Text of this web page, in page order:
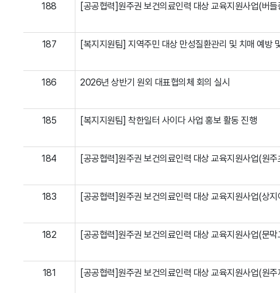
188 [공공협력]원주권 보건의료인력 대상 교육지원사업(버들
187 [복지지원팀] 지역주민 대상 만성질환관리 및 치매 예방
186 2026년 상반기 원외 대표협의체 회의 실시
185 [복지지원팀] 착한일터 사이다 사업 홍보 활동 진행
184 [공공협력]원주권 보건의료인력 대상 교육지원사업(원주
183 [공공협력]원주권 보건의료인력 대상 교육지원사업(상지
182 [공공협력]원주권 보건의료인력 대상 교육지원사업(문막
181 [공공협력]원주권 보건의료인력 대상 교육지원사업(원